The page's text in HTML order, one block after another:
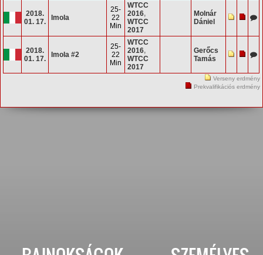
2018.
01. 17.
Imola
25-
22
Min
WTCC
2016,
WTCC
2017
Molnár
Dániel
2018.
01. 17.
Imola #2
25-
22
Min
WTCC
2016,
WTCC
2017
Gerőcs
Tamás
Verseny erdmény
Prekvalifikációs erdmény